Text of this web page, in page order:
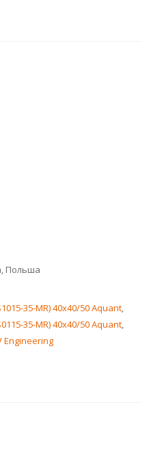
Польша
35-MR) 40х40/50 Aquant,
35-MR) 40х40/50 Aquant,
Engineering